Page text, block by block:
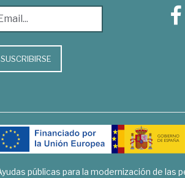
SUSCRIBIRSE
públicas para la modernización de las